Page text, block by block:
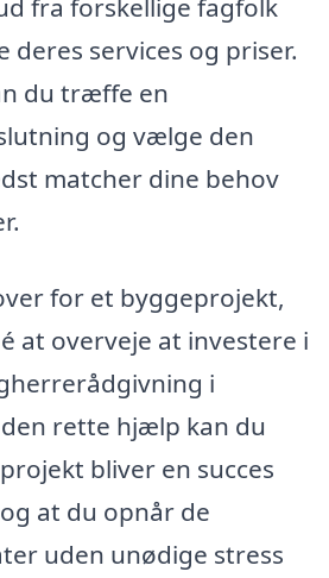
fra forskellige fagfolk
deres services og priser.
du træffe en
og vælge den
matcher dine behov
for et byggeprojekt,
at overveje at investere i
i
rette hjælp kan du
bliver en succes
at du opnår de
uden unødige stress